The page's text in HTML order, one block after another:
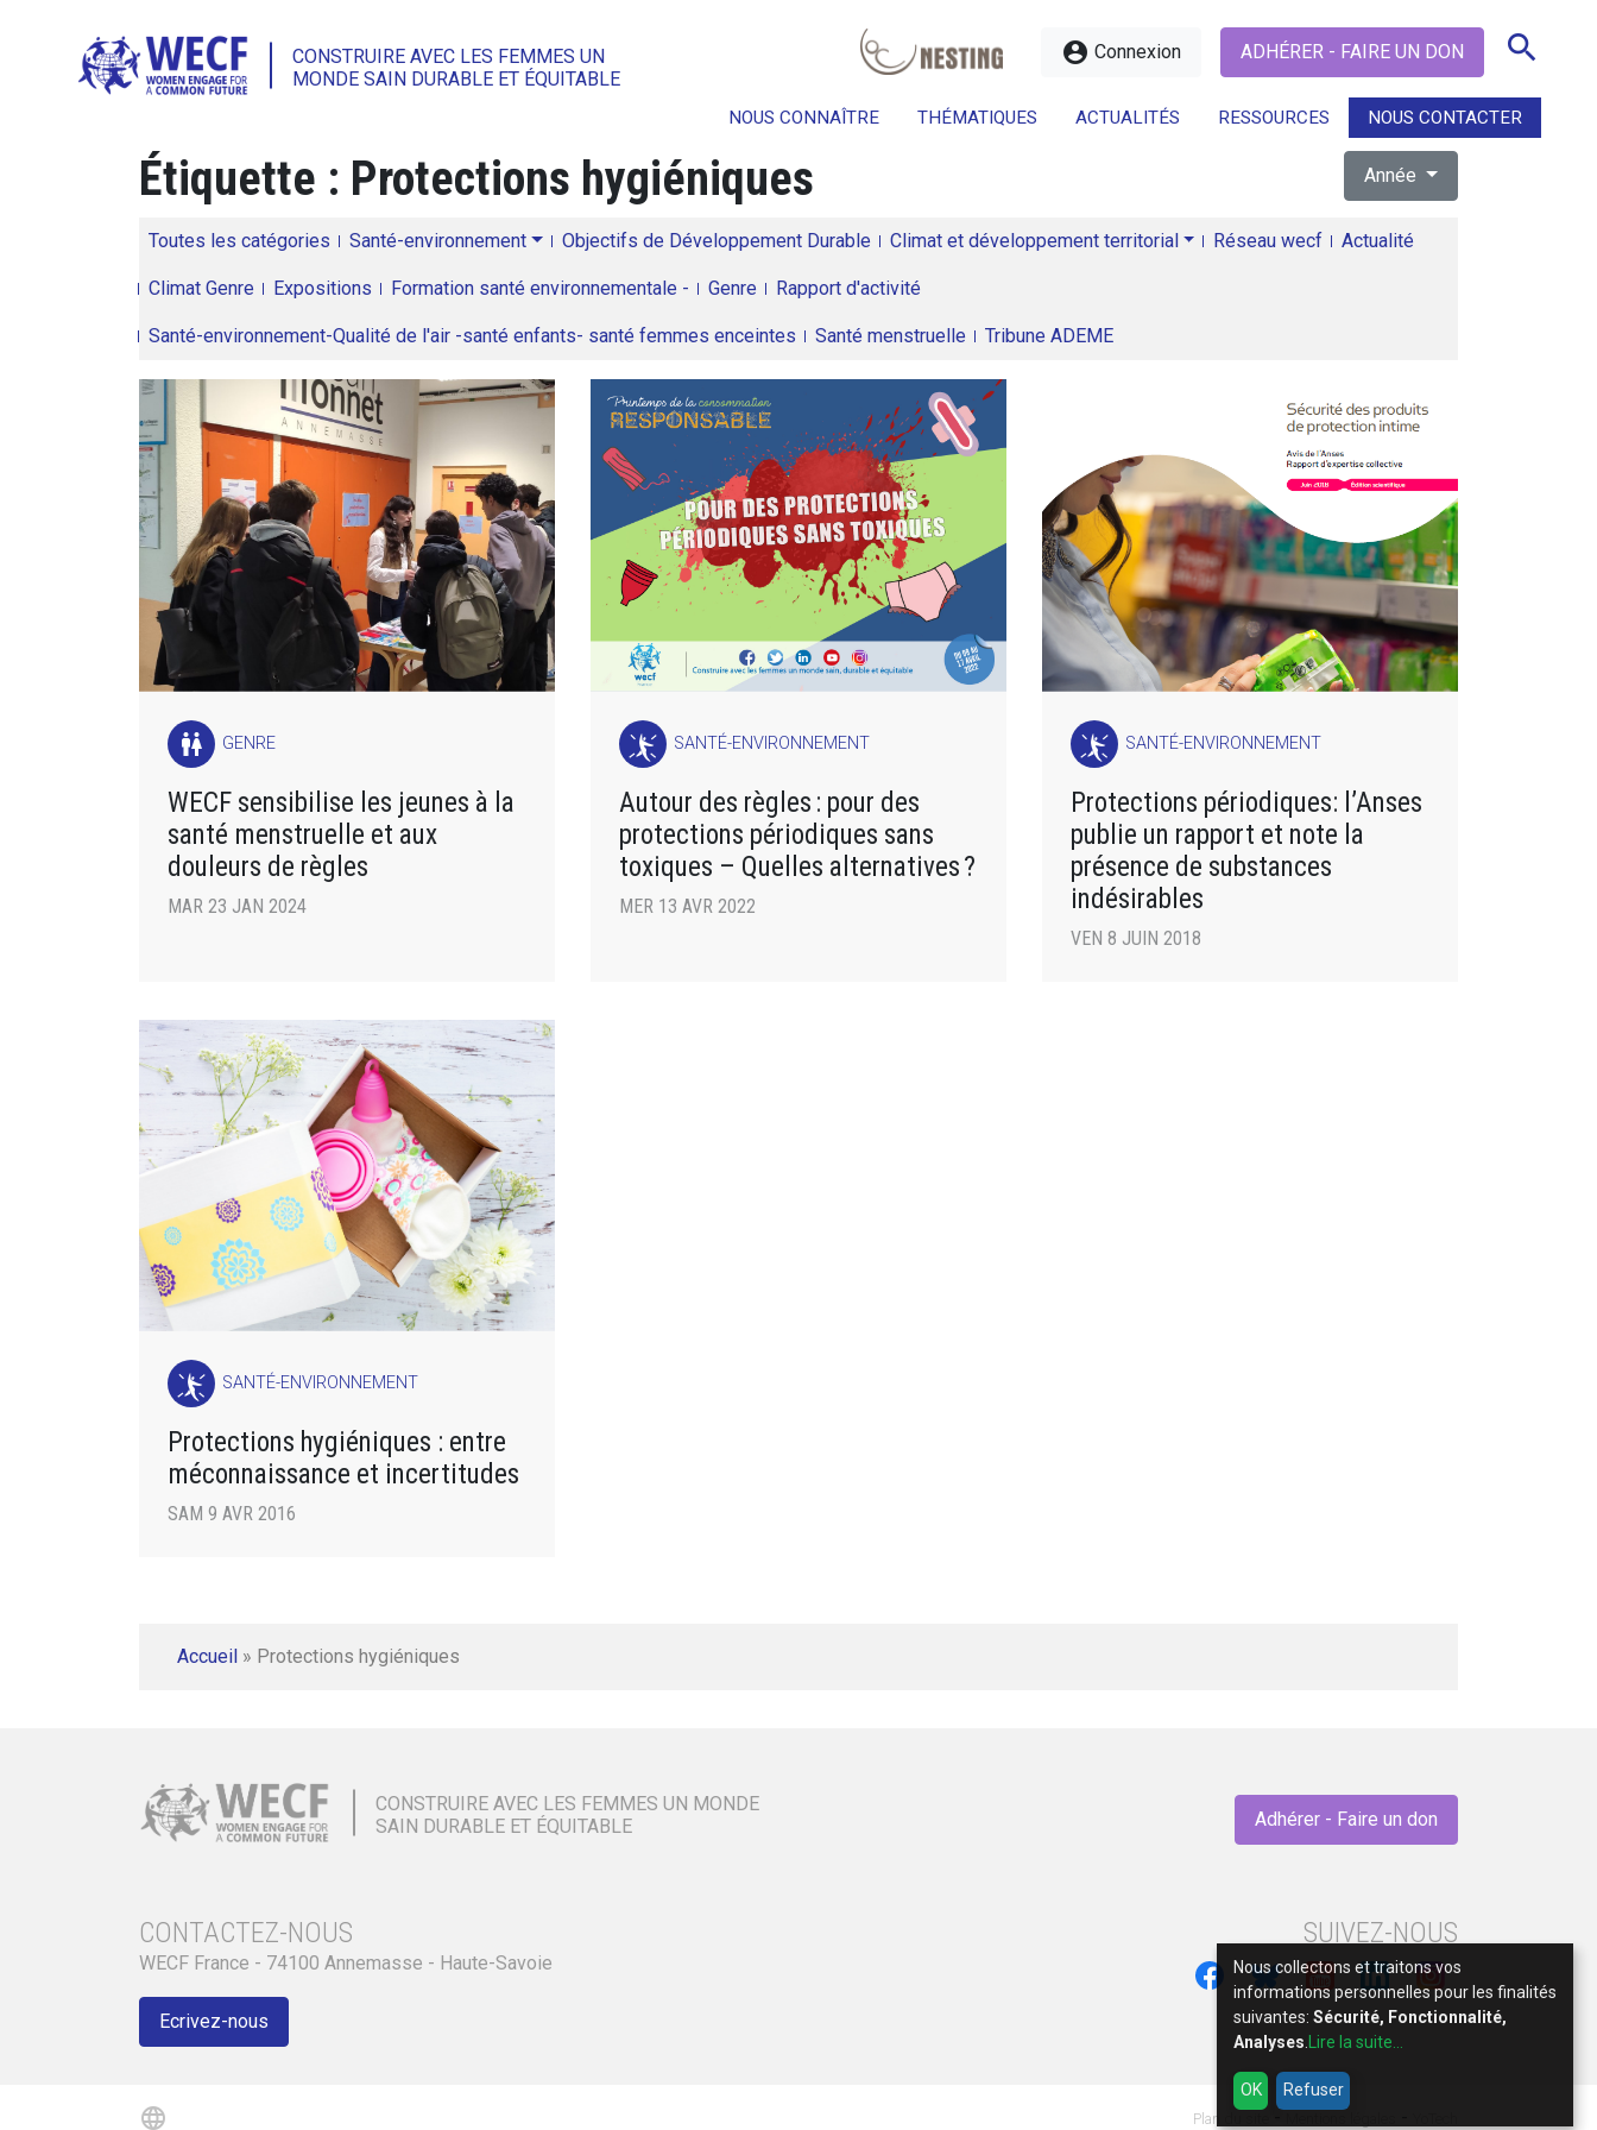
CONSTRUIRE AVEC LES FEMMES UN
MONDE SAIN DURABLE ET ÉQUITABLE
account_circle Connexion ADHÉRER - FAIRE UN DON search
NOUS CONNAÎTRE THÉMATIQUES ACTUALITÉS RESSOURCES NOUS CONTACTER
search
Étiquette : Protections hygiéniques Année
Toutes les catégories Santé-environnement Objectifs de Développement Durable Climat et développement territorial Réseau wecf Actualité
Climat Genre Expositions Formation santé environnementale - Genre Rapport d'activité
Santé-environnement-Qualité de l'air -santé enfants- santé femmes enceintes Santé menstruelle Tribune ADEME
wc GENRE
WECF sensibilise les jeunes à la
santé menstruelle et aux
douleurs de règles
MAR 23 JAN 2024
SANTÉ-ENVIRONNEMENT
Autour des règles : pour des
protections périodiques sans
toxiques – Quelles alternatives ?
MER 13 AVR 2022
SANTÉ-ENVIRONNEMENT
Protections périodiques: l’Anses
publie un rapport et note la
présence de substances
indésirables
VEN 8 JUIN 2018
SANTÉ-ENVIRONNEMENT
Protections hygiéniques : entre
méconnaissance et incertitudes
SAM 9 AVR 2016
Accueil » Protections hygiéniques
CONSTRUIRE AVEC LES FEMMES UN MONDE
SAIN DURABLE ET ÉQUITABLE
Adhérer - Faire un don
CONTACTEZ-NOUS
WECF France - 74100 Annemasse - Haute-Savoie
Ecrivez-nous
SUIVEZ-NOUS
language Plan du site -
Nous collectons et traitons vos
informations personnelles pour les finalités
suivantes: Sécurité, Fonctionnalité,
Analyses
Lire la suite...
OK Refuser